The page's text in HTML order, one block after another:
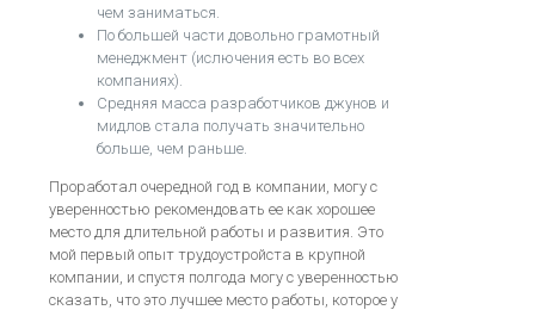
чем заниматься.
По большей части довольно грамотный
менеджмент (ислючения есть во всех
компаниях).
Средняя масса разработчиков джунов и
мидлов стала получать значительно
больше, чем раньше.
Проработал очередной год в компании, могу с
уверенностью рекомендовать ее как хорошее
место для длительной работы и развития. Это
мой первый опыт трудоустройста в крупной
компании, и спустя полгода могу с уверенностью
сказать, что это лучшее место работы, которое у